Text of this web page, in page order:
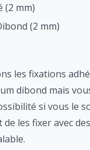
(2 mm)
(2 mm)
les fixations
dibond mais
si vous le
les fixer avec